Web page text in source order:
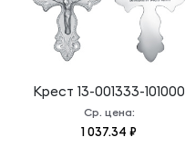
Крест 13-001333-101000
Ср. цена:
1 037.34 ₽